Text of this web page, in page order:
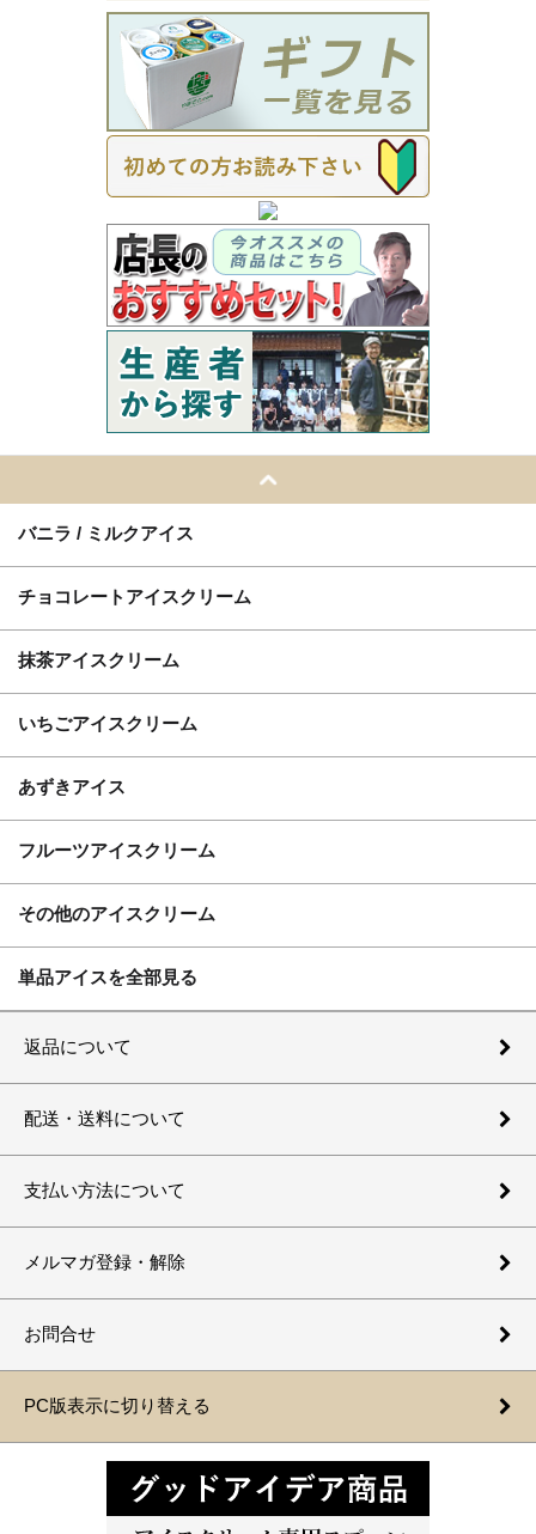
バニラ / ミルクアイス
チョコレートアイスクリーム
抹茶アイスクリーム
いちごアイスクリーム
あずきアイス
フルーツアイスクリーム
その他のアイスクリーム
単品アイスを全部見る
返品について
配送・送料について
支払い方法について
メルマガ登録・解除
お問合せ
PC版表示に切り替える